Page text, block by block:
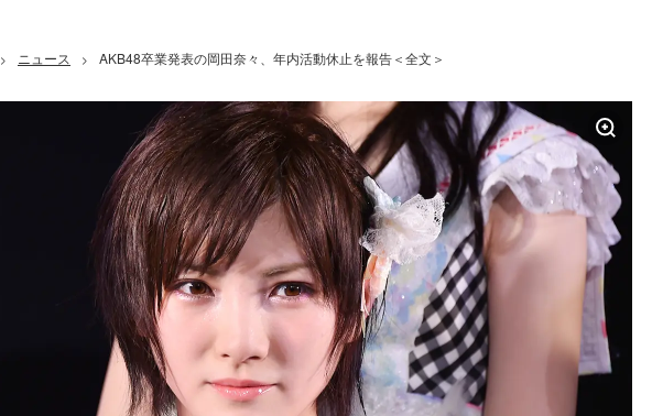
> ニュース > AKB48卒業発表の岡田奈々、年内活動休止を報告＜全文＞